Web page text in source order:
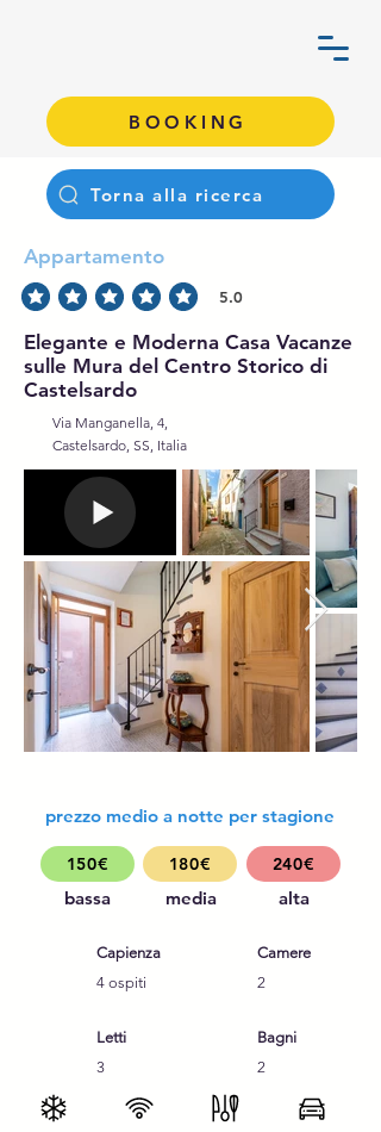
BOOKING
Torna alla ricerca
Appartamento
5.0
average rating is 5 out of 5
Elegante e Moderna Casa Vacanze
sulle Mura del Centro Storico di
Castelsardo
Via Manganella, 4,
Castelsardo, SS, Italia
prezzo medio a notte per stagione
150€
bassa
180€
media
240€
alta
Capienza
4 ospiti
Letti
3
Camere
2
Bagni
2